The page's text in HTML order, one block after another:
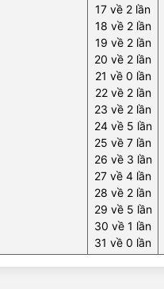
17 về 2 lần
18 về 2 lần
19 về 2 lần
20 về 2 lần
21 về 0 lần
22 về 2 lần
23 về 2 lần
24 về 5 lần
25 về 7 lần
26 về 3 lần
27 về 4 lần
28 về 2 lần
29 về 5 lần
30 về 1 lần
31 về 0 lần